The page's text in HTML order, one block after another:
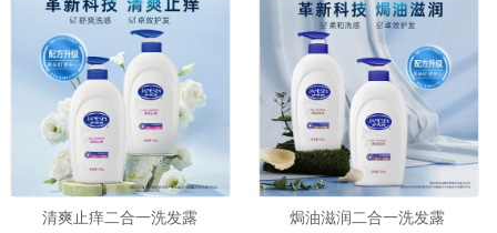
清爽止痒二合一洗发露 焗油滋润二合一洗发露